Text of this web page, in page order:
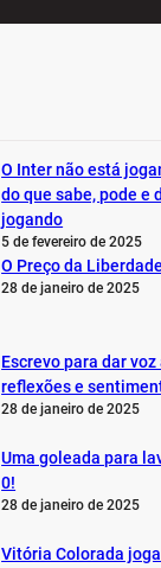
O Inter não está
do que sabe, pode e
jogando
5 de fevereiro de 2025
O Preço da Liberdade
28 de janeiro de 2025
Escrevo para dar
reflexões e
28 de janeiro de 2025
Uma goleada para
0!
28 de janeiro de 2025
Vitória Colorada